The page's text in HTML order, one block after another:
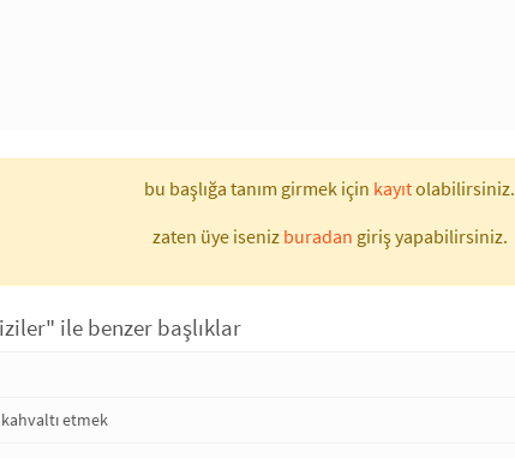
bu başlığa tanım girmek için kayıtolabilirsiniz.
zaten üye iseniz buradan giriş yapabilirsiniz.
ile benzer başlıklar
etmek